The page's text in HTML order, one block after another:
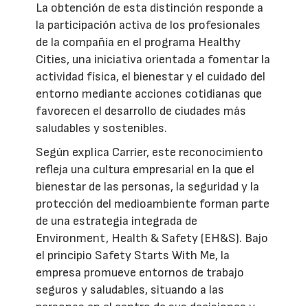
La obtención de esta distinción responde a
la participación activa de los profesionales
de la compañía en el programa Healthy
Cities, una iniciativa orientada a fomentar la
actividad física, el bienestar y el cuidado del
entorno mediante acciones cotidianas que
favorecen el desarrollo de ciudades más
saludables y sostenibles.
Según explica Carrier, este reconocimiento
refleja una cultura empresarial en la que el
bienestar de las personas, la seguridad y la
protección del medioambiente forman parte
de una estrategia integrada de
Environment, Health & Safety (EH&S). Bajo
el principio Safety Starts With Me, la
empresa promueve entornos de trabajo
seguros y saludables, situando a las